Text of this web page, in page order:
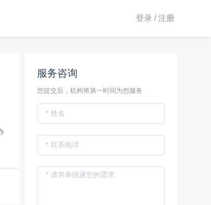
登录 / 注册
服务咨询
您提交后，机构将第一时间为您服务